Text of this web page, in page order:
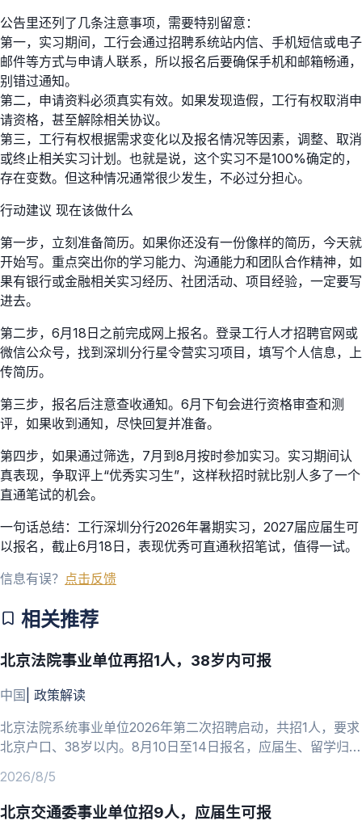
公告里还列了几条注意事项，需要特别留意：
第一，实习期间，工行会通过招聘系统站内信、手机短信或电子
邮件等方式与申请人联系，所以报名后要确保手机和邮箱畅通，
别错过通知。
第二，申请资料必须真实有效。如果发现造假，工行有权取消申
请资格，甚至解除相关协议。
第三，工行有权根据需求变化以及报名情况等因素，调整、取消
或终止相关实习计划。也就是说，这个实习不是100%确定的，
存在变数。但这种情况通常很少发生，不必过分担心。
行动建议 现在该做什么
第一步，立刻准备简历。如果你还没有一份像样的简历，今天就
开始写。重点突出你的学习能力、沟通能力和团队合作精神，如
果有银行或金融相关实习经历、社团活动、项目经验，一定要写
进去。
第二步，6月18日之前完成网上报名。登录工行人才招聘官网或
微信公众号，找到深圳分行星令营实习项目，填写个人信息，上
传简历。
第三步，报名后注意查收通知。6月下旬会进行资格审查和测
评，如果收到通知，尽快回复并准备。
第四步，如果通过筛选，7月到8月按时参加实习。实习期间认
真表现，争取评上“优秀实习生”，这样秋招时就比别人多了一个
直通笔试的机会。
一句话总结：工行深圳分行2026年暑期实习，2027届应届生可
以报名，截止6月18日，表现优秀可直通秋招笔试，值得一试。
信息有误？ 点击反馈
相关推荐
北京法院事业单位再招1人，38岁内可报
中国 政策解读
北京法院系统事业单位2026年第二次招聘启动，共招1人，要求
北京户口、38岁以内。8月10日至14日报名，应届生、留学归国
2026/8/5
北京交通委事业单位招9人，应届生可报